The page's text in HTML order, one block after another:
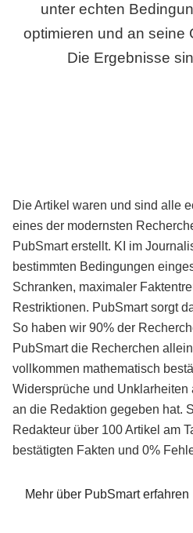
unter echten
optimieren und an seine
Die Ergebnisse
Die Artikel waren und sind alle
eines der modernsten
PubSmart erstellt. KI im
bestimmten Bedingungen
Schranken, maximaler
Restriktionen. PubSmart sorgt
So haben wir 90% der
PubSmart die Recherchen
vollkommen mathematisch
Widersprüche und
an die Redaktion gegeben hat.
Redakteur über 100 Artikel am
bestätigten Fakten und 0%
Mehr über PubSmart erfahren